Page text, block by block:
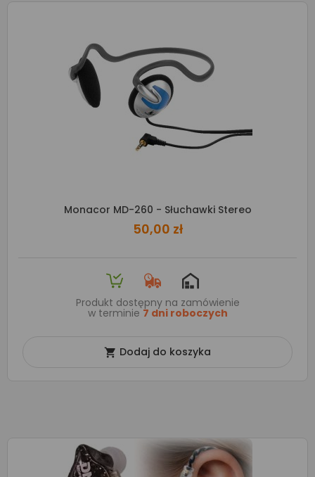
Monacor MD-260 - Słuchawki Stereo
50,00 zł
Produkt dostępny na zamówienie
w terminie 7 dni roboczych
 Dodaj do koszyka